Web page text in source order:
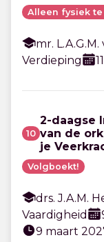
Alleen fysiek
mr.
Verdieping
10
2-daagse
van de
je
Volgboekt!
drs. J.A.M.
Vaardigheid
9 maart